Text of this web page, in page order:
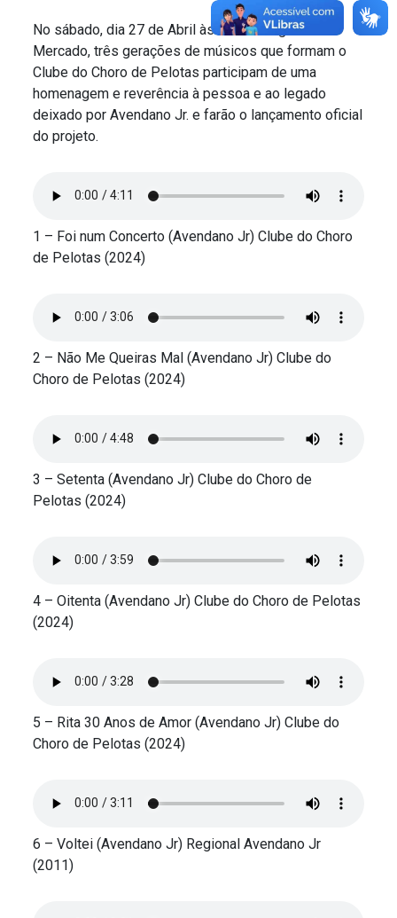
No sábado, dia 27 de Abril às 18h no largo do
Mercado, três gerações de músicos que formam o
Clube do Choro de Pelotas participam de uma
homenagem e reverência à pessoa e ao legado
deixado por Avendano Jr. e farão o lançamento oficial
do projeto.
1 – Foi num Concerto (Avendano Jr) Clube do Choro
de Pelotas (2024)
2 – Não Me Queiras Mal (Avendano Jr) Clube do
Choro de Pelotas (2024)
3 – Setenta (Avendano Jr) Clube do Choro de
Pelotas (2024)
4 – Oitenta (Avendano Jr) Clube do Choro de Pelotas
(2024)
5 – Rita 30 Anos de Amor (Avendano Jr) Clube do
Choro de Pelotas (2024)
6 – Voltei (Avendano Jr) Regional Avendano Jr
(2011)